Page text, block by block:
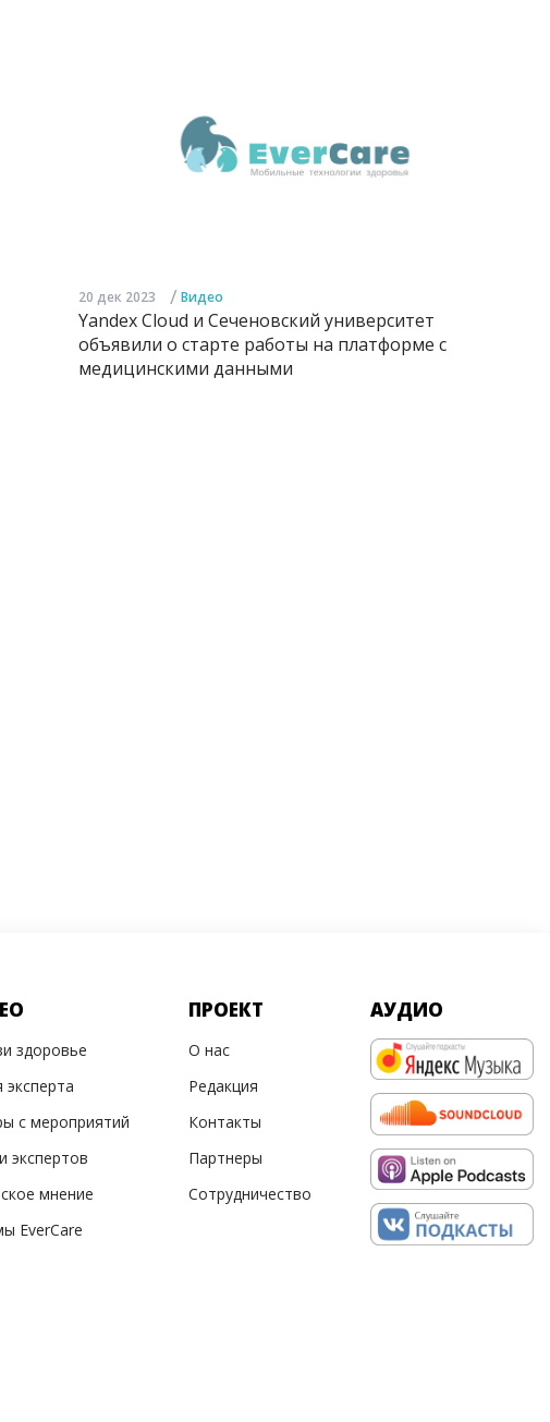
20 дек 2023 / Видео
Yandex Cloud и Сеченовский университет
объявили о старте работы на платформе с
медицинскими данными
здоровье
с мероприятий
экспертов
мнение
EverCare
ПРОЕКТ
О нас
Редакция
Контакты
Партнеры
Сотрудничество
АУДИО